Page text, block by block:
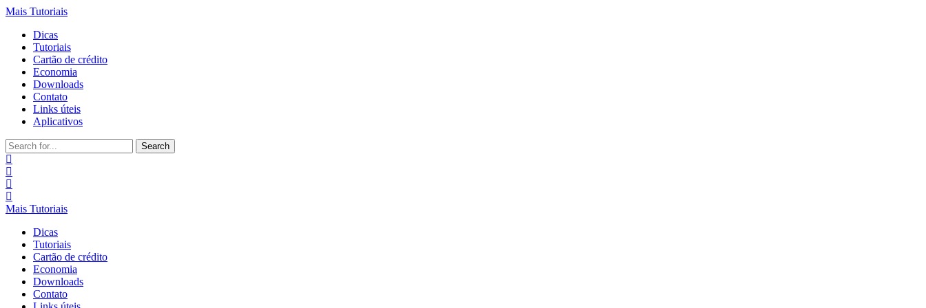
Mais Tutoriais
Dicas
Tutoriais
Cartão de crédito
Economia
Downloads
Contato
Links úteis
Aplicativos
Search
for:
Mais Tutoriais
Dicas
Tutoriais
Cartão de crédito
Economia
Downloads
Contato